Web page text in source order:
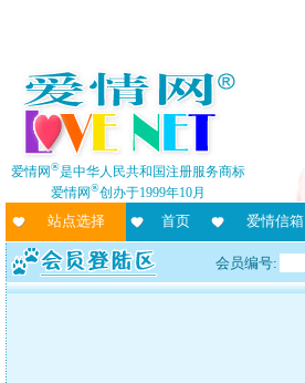
爱情网®是中华人民共和国注册服务商标
爱情网®创办于1999年10月
站点选择 首页 爱情信箱
会员编号: